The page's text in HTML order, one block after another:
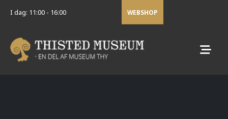
I dag: 11:00 - 16:00 WEBSHOP